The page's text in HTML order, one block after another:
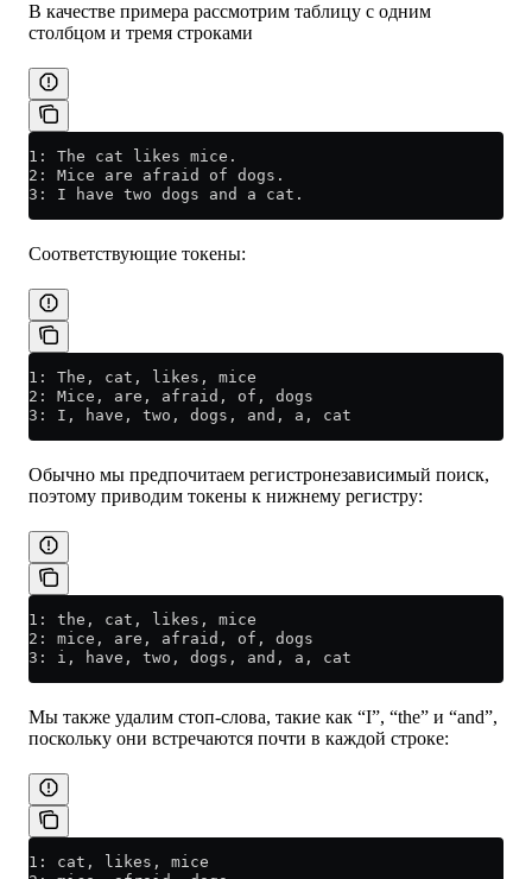
В качестве примера рассмотрим таблицу с одним
столбцом и тремя строками
1: The cat likes mice.
2: Mice are afraid of dogs.
3: I have two dogs and a cat.
Соответствующие токены:
1: The, cat, likes, mice
2: Mice, are, afraid, of, dogs
3: I, have, two, dogs, and, a, cat
Обычно мы предпочитаем регистронезависимый поиск,
поэтому приводим токены к нижнему регистру:
1: the, cat, likes, mice
2: mice, are, afraid, of, dogs
3: i, have, two, dogs, and, a, cat
Мы также удалим стоп-слова, такие как “I”, “the” и “and”,
поскольку они встречаются почти в каждой строке:
1: cat, likes, mice